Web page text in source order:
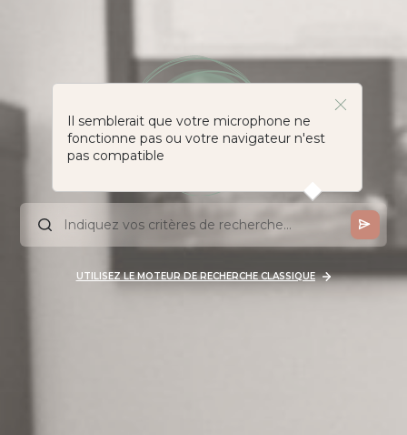
Il semblerait que votre microphone ne
fonctionne pas ou votre navigateur n'est
pas compatible
UTILISEZ LE MOTEUR DE RECHERCHE CLASSIQUE